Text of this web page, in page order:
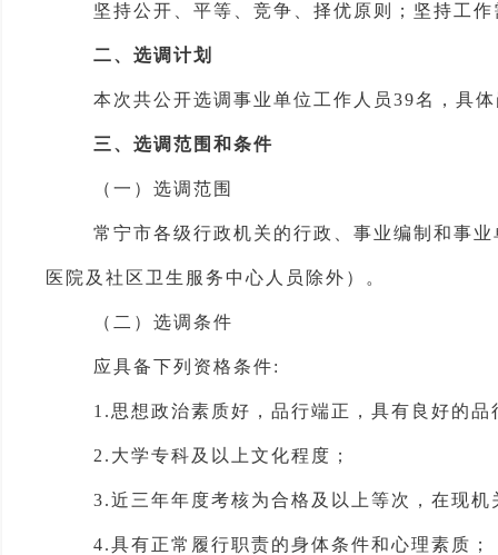
坚持公开、平等、竞争、择优原则 ； 坚持工
二、选调 计划
本次共公开选调 事业单位工作 人员39名 ， 具
三 、选调范围和条件
（一）选调 范围
常宁市各级行政机关的行政、事业编制和事
医院及社区卫生服务中心人员除外）。
（二）选调条件
应具备下列资格条件:
1. 思想政治素质好 ， 品行端正 ，具有良好的
2. 大学专科及以上文化程度；
3.近三年年度考核为合格及以上等次 ， 在现机
4.具有正常履行职责的身体条件和心理素质；